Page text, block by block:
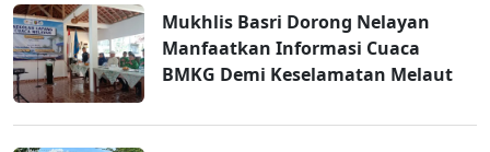
Mukhlis Basri Dorong Nelayan
Manfaatkan Informasi Cuaca
BMKG Demi Keselamatan Melaut